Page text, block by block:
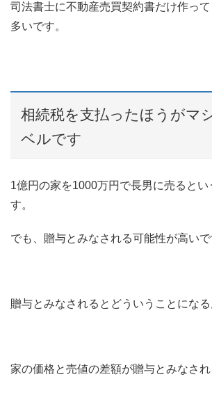
司法書士に不動産売買契約書だけ作っ
多いです。
相続税を支払ったほうがマ
ベルです
1億円の家を1000万円で長男に売ると
す。
でも、贈与とみなされる可能性が高いで
贈与とみなされるとどういうことにな
家の価格と売値の差額が贈与とみなされ